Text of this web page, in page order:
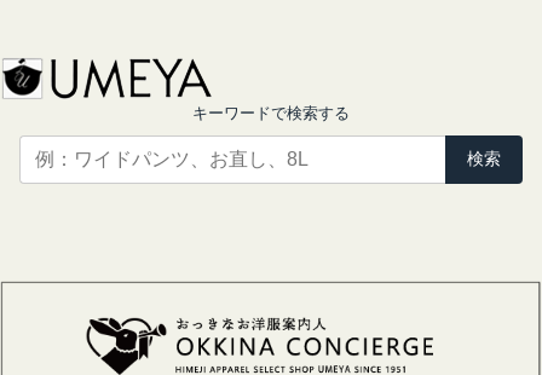
キーワードで検索する
検索